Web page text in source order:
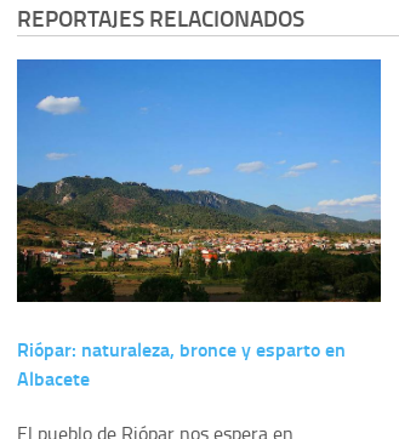
REPORTAJES RELACIONADOS
Riópar: naturaleza, bronce y esparto en
Albacete
El pueblo de Riópar nos espera en